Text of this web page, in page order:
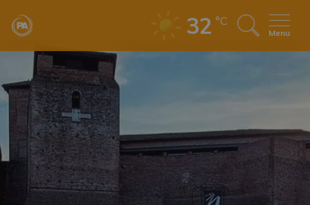
32 °C
Menu